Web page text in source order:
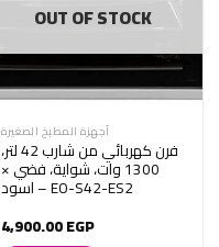
OUT OF STOCK
أجهزة المطبخ الصغيرة
فرن كهربائي من شارب 42 لتر،
1300 وات، شواية، فضي ×
اسود – EO-S42-ES2
4,900.00EGP